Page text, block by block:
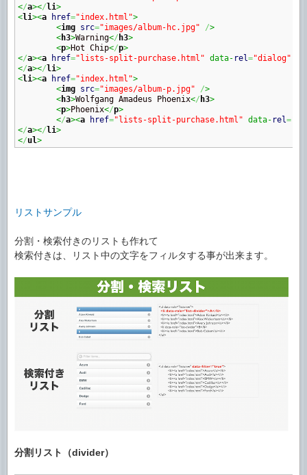
</a></ li>
<li><a href="index.html">
<img src="images/album-hc.jpg" />
<h3>Warning</ h3>
<p>Hot Chip</p>
</a><a href="lists-split-purchase.html" data- rel="dialog"
</a></ li>
<li><a href="index.html">
<img src="images/album-p.jpg" />
<h3>Wolfgang Amadeus Phoenix</ h3>
<p>Phoenix</p>
</a><a href="lists-split-purchase.html" data- rel=
</a></ li>
</ul>
リストサンプル
分割・検索付きのリストも作れて
検索付きは、リスト中の文字をフィルタする事が出来ます。
分割リスト（divider）